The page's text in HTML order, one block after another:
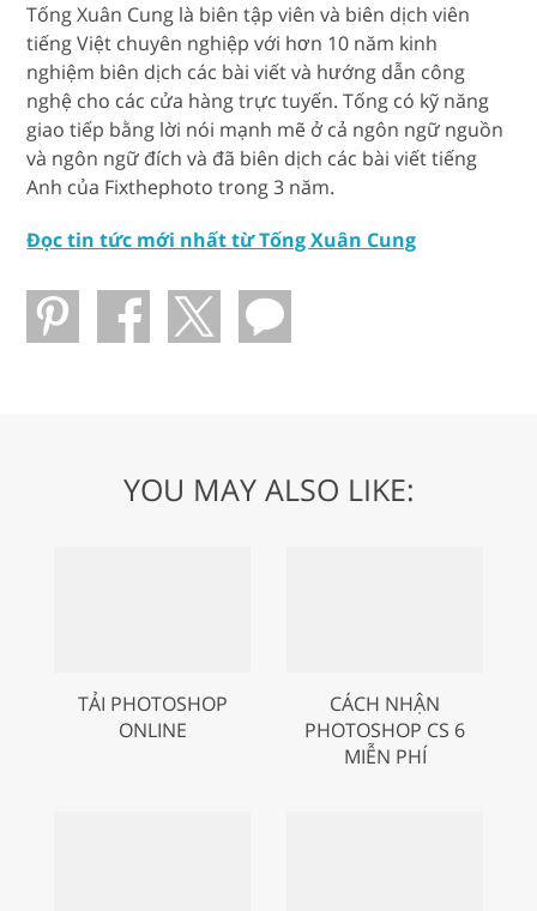
Tống Xuân Cung là biên tập viên và biên dịch viên
tiếng Việt chuyên nghiệp với hơn 10 năm kinh
nghiệm biên dịch các bài viết và hướng dẫn công
nghệ cho các cửa hàng trực tuyến. Tống có kỹ năng
giao tiếp bằng lời nói mạnh mẽ ở cả ngôn ngữ nguồn
và ngôn ngữ đích và đã biên dịch các bài viết tiếng
Anh của Fixthephoto trong 3 năm.
Đọc tin tức mới nhất từ ​​Tống Xuân Cung
YOU MAY ALSO LIKE:
TẢI PHOTOSHOP
ONLINE
CÁCH NHẬN
PHOTOSHOP CS 6
MIỄN PHÍ